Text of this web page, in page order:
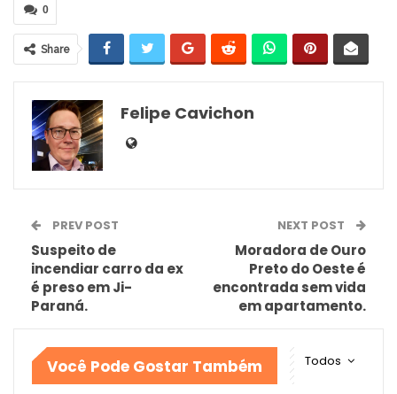
0
Share
Felipe Cavichon
PREV POST
Suspeito de
incendiar carro da ex
é preso em Ji-
Paraná.
NEXT POST
Moradora de Ouro
Preto do Oeste é
encontrada sem vida
em apartamento.
Todos
Você Pode Gostar Também